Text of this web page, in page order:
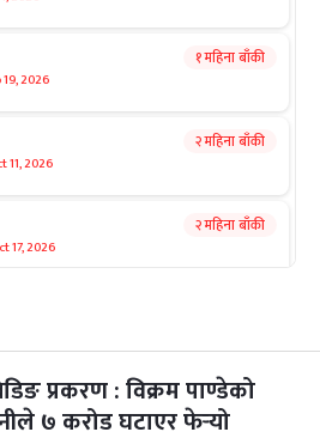
19, 2026
१ महिना बाँकी
11, 2026
२ महिना बाँकी
17, 2026
२ महिना बाँकी
20, 2026
२ महिना बाँकी
प्रकरण : विक्रम पाण्डेको
७ करोड घटाएर फेर्‍यो